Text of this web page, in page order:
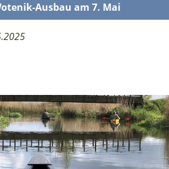
Ausbau am 7. Mai